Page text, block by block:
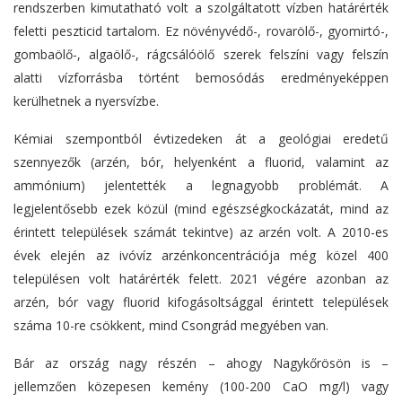
rendszerben kimutatható volt a szolgáltatott vízben határérték
feletti peszticid tartalom. Ez növényvédő-, rovarölő-, gyomirtó-,
gombaölő-, algaölő-, rágcsálóölő szerek felszíni vagy felszín
alatti vízforrásba történt bemosódás eredményeképpen
kerülhetnek a nyersvízbe.
Kémiai szempontból évtizedeken át a geológiai eredetű
szennyezők (arzén, bór, helyenként a fluorid, valamint az
ammónium) jelentették a legnagyobb problémát. A
legjelentősebb ezek közül (mind egészségkockázatát, mind az
érintett települések számát tekintve) az arzén volt. A 2010-es
évek elején az ivóvíz arzénkoncentrációja még közel 400
településen volt határérték felett. 2021 végére azonban az
arzén, bór vagy fluorid kifogásoltsággal érintett települések
száma 10-re csökkent, mind Csongrád megyében van.
Bár az ország nagy részén – ahogy Nagykőrösön is –
jellemzően közepesen kemény (100-200 CaO mg/l) vagy